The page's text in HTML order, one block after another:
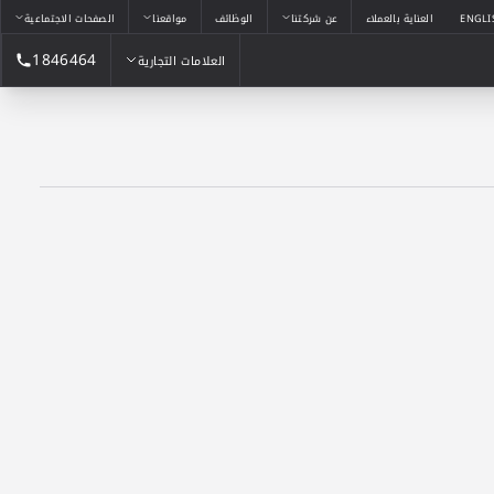
العناية بالعملاء عن شركتنا الوظائف مواقعنا الصفحات الاجتماعية
العلامات التجارية 1846464